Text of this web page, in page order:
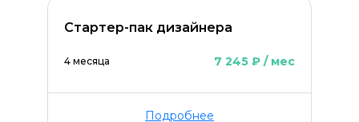
Стартер-пак дизайнера
4 месяца 7 245 ₽ / мес
Подробнее